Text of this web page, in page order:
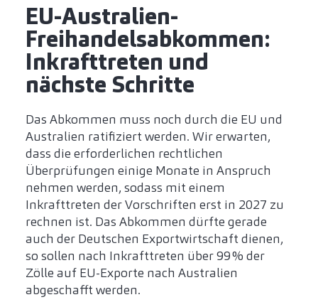
EU-Australien-
Freihandelsabkommen:
Inkrafttreten und
nächste Schritte
Das Abkommen muss noch durch die EU und
Australien ratifiziert werden. Wir erwarten,
dass die erforderlichen rechtlichen
Überprüfungen einige Monate in Anspruch
nehmen werden, sodass mit einem
Inkrafttreten der Vorschriften erst in 2027 zu
rechnen ist. Das Abkommen dürfte gerade
auch der Deutschen Exportwirtschaft dienen,
so sollen nach Inkrafttreten über 99 % der
Zölle auf EU-Exporte nach Australien
abgeschafft werden.